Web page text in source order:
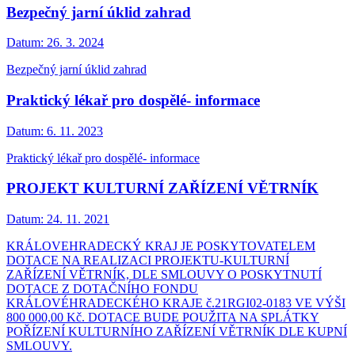
Bezpečný jarní úklid zahrad
Datum: 26. 3. 2024
Bezpečný jarní úklid zahrad
Praktický lékař pro dospělé- informace
Datum: 6. 11. 2023
Praktický lékař pro dospělé- informace
PROJEKT KULTURNÍ ZAŘÍZENÍ VĚTRNÍK
Datum: 24. 11. 2021
KRÁLOVEHRADECKÝ KRAJ JE POSKYTOVATELEM
DOTACE NA REALIZACI PROJEKTU-KULTURNÍ
ZAŘÍZENÍ VĚTRNÍK, DLE SMLOUVY O POSKYTNUTÍ
DOTACE Z DOTAČNÍHO FONDU
KRÁLOVÉHRADECKÉHO KRAJE č.21RGI02-0183 VE VÝŠI
800 000,00 Kč. DOTACE BUDE POUŽITA NA SPLÁTKY
POŘÍZENÍ KULTURNÍHO ZAŘÍZENÍ VĚTRNÍK DLE KUPNÍ
SMLOUVY.